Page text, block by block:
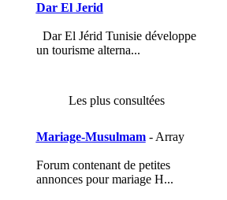
Dar El Jerid
Dar El Jérid Tunisie développe
un tourisme alterna...
Les plus consultées
Mariage-Musulmam- Array
Forum contenant de petites
annonces pour mariage H...